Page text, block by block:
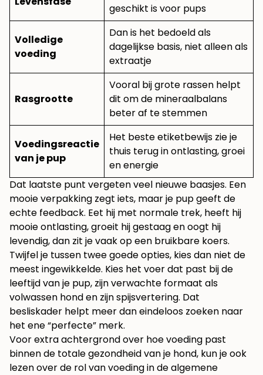
geschikt is voor pups
Volledige
voeding
Dan is het bedoeld als
dagelijkse basis, niet alleen als
extraatje
Rasgrootte
Vooral bij grote rassen helpt
dit om de mineraalbalans
beter af te stemmen
Voedingsreactie
van je pup
Het beste etiketbewijs zie je
thuis terug in ontlasting, groei
en energie
Dat laatste punt vergeten veel nieuwe baasjes. Een
mooie verpakking zegt iets, maar je pup geeft de
echte feedback. Eet hij met normale trek, heeft hij
mooie ontlasting, groeit hij gestaag en oogt hij
levendig, dan zit je vaak op een bruikbare koers.
Twijfel je tussen twee goede opties, kies dan niet de
meest ingewikkelde. Kies het voer dat past bij de
leeftijd van je pup, zijn verwachte formaat als
volwassen hond en zijn spijsvertering. Dat
besliskader helpt meer dan eindeloos zoeken naar
het ene “perfecte” merk.
Voor extra achtergrond over hoe voeding past
binnen de totale gezondheid van je hond, kun je ook
lezen overde rol van voeding in de algemene